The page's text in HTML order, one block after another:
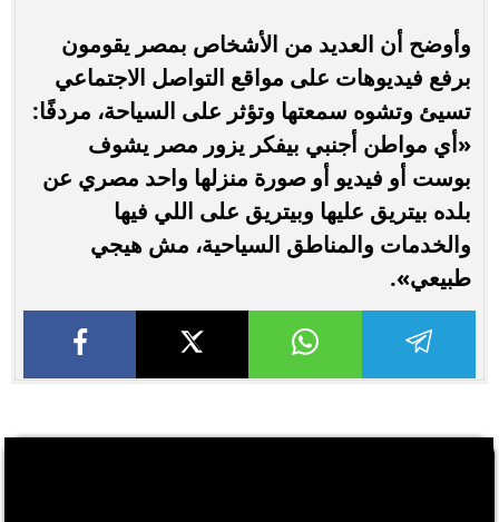
وأوضح أن العديد من الأشخاص بمصر يقومون
برفع فيديوهات على مواقع التواصل الاجتماعي
تسيئ وتشوه سمعتها وتؤثر على السياحة، مردفًا:
«أي مواطن أجنبي بيفكر يزور مصر يشوف
بوست أو فيديو أو صورة منزلها واحد مصري عن
بلده بيتريق عليها وبيتريق على اللي فيها
والخدمات والمناطق السياحية، مش هيجي
طبيعي».